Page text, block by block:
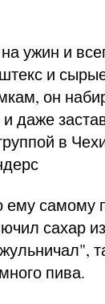
ужин и
и
он
даже
в
ему самому
сахар
пива.